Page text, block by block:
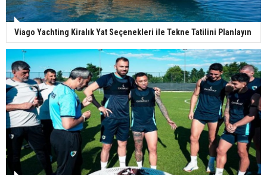
Viago Yachting Kiralık Yat Seçenekleri ile Tekne Tatilini Planlayın